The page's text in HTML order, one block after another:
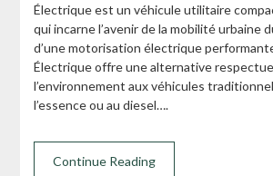
Électrique est un véhicule utilitaire
qui incarne l’avenir de la mobilité urbaine
d’une motorisation électrique
Électrique offre une alternative
l’environnement aux véhicules
l’essence ou au diesel….
Continue Reading